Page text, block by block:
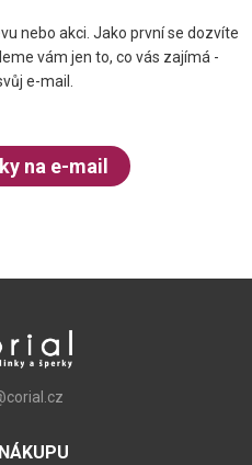
nebo akci. Jako první se dozvíte
vám jen to, co vás zajímá -
e-mail.
na e-mail